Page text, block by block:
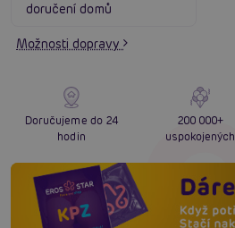
doručení domů
Možnosti dopravy
Doručujeme do 24
hodin
200 000+
uspokojených